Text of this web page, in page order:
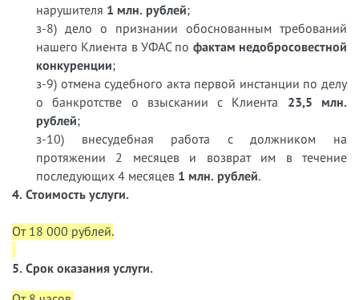
нарушителя 1 млн. рублей;
з-8) дело о признании обоснованным требований
нашего Клиента в УФАС по фактам недобросовестной
конкуренции;
з-9) отмена судебного акта первой инстанции по делу
о банкротстве о взыскании с Клиента 23,5 млн.
рублей;
з-10) внесудебная работа с должником на
протяжении 2 месяцев и возврат им в течение
последующих 4 месяцев 1 млн. рублей.
4. Стоимость услуги.
От 18 000 рублей.
5. Срок оказания услуги.